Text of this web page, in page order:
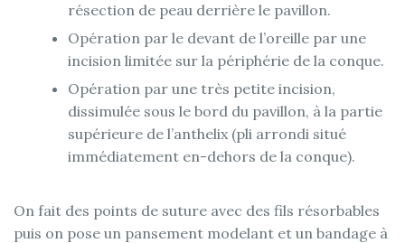
résection de peau derrière le pavillon.
Opération par le devant de l’oreille par une
incision limitée sur la périphérie de la conque.
Opération par une très petite incision,
dissimulée sous le bord du pavillon, à la partie
supérieure de l’anthelix (pli arrondi situé
immédiatement en-dehors de la conque).
On fait des points de suture avec des fils résorbables
puis on pose un pansement modelant et un bandage à